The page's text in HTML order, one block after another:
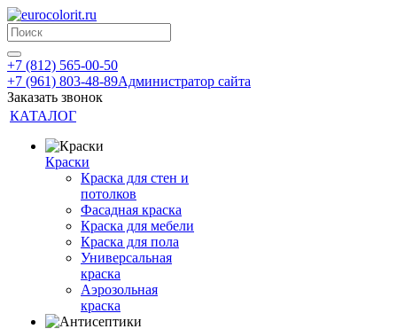
+7 (812) 565-00-50
+7 (961) 803-48-89Администратор сайта
Заказать звонок
КАТАЛОГ
Краски
Краска для стен и
потолков
Фасадная краска
Краска для мебели
Краска для пола
Универсальная
краска
Аэрозольная
краска